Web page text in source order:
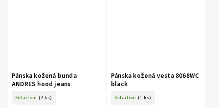
Pánska kožená bunda
ANDRES hood jeans
Skladom (2 ks)
Pánska kožená vesta 8068WC
black
Skladom (1 ks)